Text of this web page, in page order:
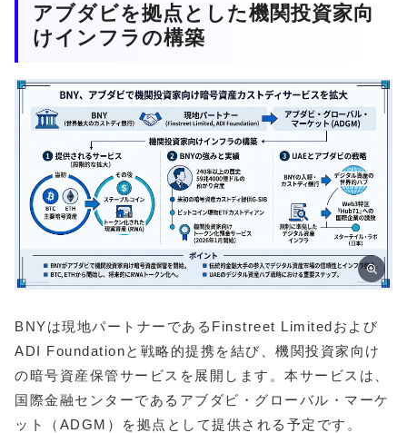
アブダビを拠点とした機関投資家向
けインフラの構築
BNYは現地パートナーであるFinstreet Limitedおよび
ADI Foundationと戦略的提携を結び、機関投資家向け
の暗号資産保管サービスを展開します。本サービスは、
国際金融センターであるアブダビ・グローバル・マーケ
ット（ADGM）を拠点として提供される予定です。